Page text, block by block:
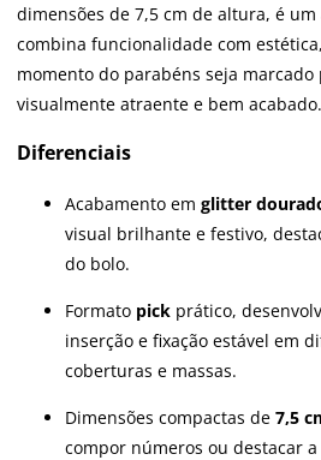
dimensões de 7,5 cm de altura, é
combina funcionalidade com
momento do parabéns seja
visualmente atraente e bem acabado.
Diferenciais
Acabamento em glitter
visual brilhante e festivo,
do bolo.
Formato pick prático,
inserção e fixação estável em
coberturas e massas.
Dimensões compactas de 7,5
compor números ou destacar